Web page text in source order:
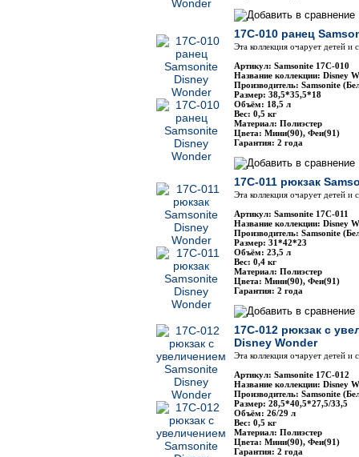
17C-010 ранец
Эта коллекция очарует детей
Артикул: Samsonite 17C-010
Название коллекции: Disney
Производитель: Samsonite
Размер: 38,5*35,5*18
Объём: 18,5 л
Вес: 0,5 кг
Материал: Полиэстер
Цвета: Мини(90), Феи(91)
Гарантия: 2 года
17C-011 рюкзак
Эта коллекция очарует детей
Артикул: Samsonite 17C-011
Название коллекции: Disney
Производитель: Samsonite
Размер: 31*42*23
Объём: 23,5 л
Вес: 0,4 кг
Материал: Полиэстер
Цвета: Мини(90), Феи(91)
Гарантия: 2 года
17C-012 рюкзак с
Disney Wonder
Эта коллекция очарует детей
Артикул: Samsonite 17C-012
Название коллекции: Disney
Производитель: Samsonite
Размер: 28,5*40,5*27,5/33,5
Объём: 26/29 л
Вес: 0,5 кг
Материал: Полиэстер
Цвета: Мини(90), Феи(91)
Гарантия: 2 года